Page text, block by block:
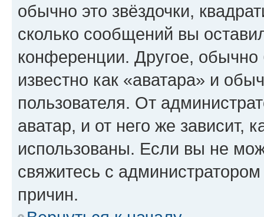
обычно это звёздочки,
сколько сообщений вы
конференции. Другое,
известно как «аватара» и
пользователя. От
аватар, и от него же зависит,
использованы. Если вы не
свяжитесь с
причин.